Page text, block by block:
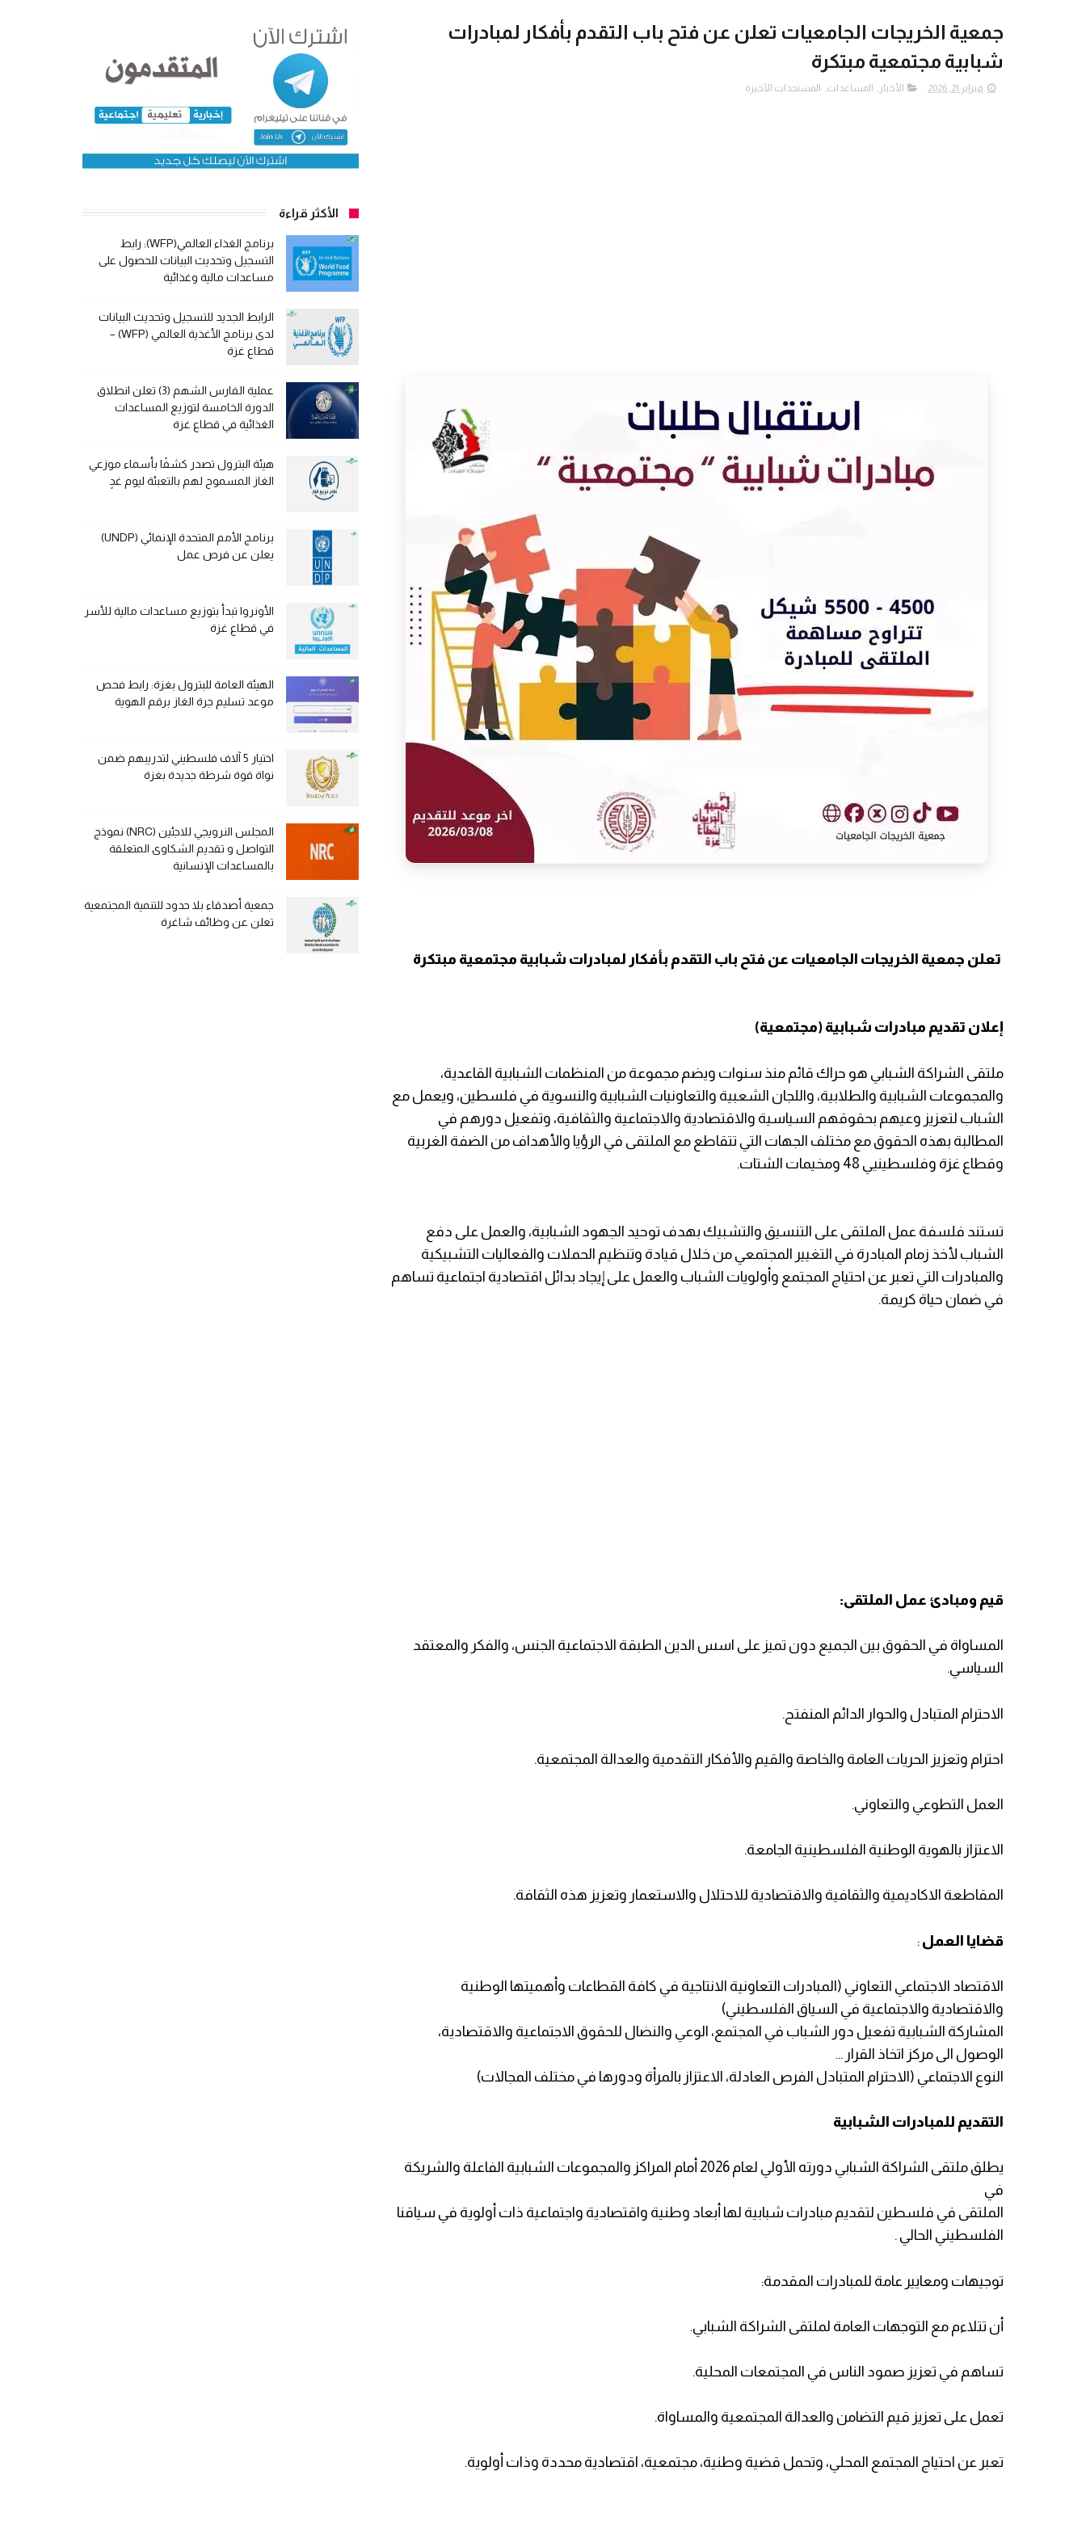
جمعية الخريجات الجامعيات تعلن عن فتح باب التقدم بأفكار لمبادرات
شبابية مجتمعية مبتكرة
فبراير 21, 2026 الأخبار , المساعدات, المستجدات الأخيرة
تعلن جمعية الخريجات الجامعيات عن فتح باب التقدم بأفكار لمبادرات شبابية مجتمعية مبتكرة
إعلان تقديم مبادرات شبابية (مجتمعية)
ملتقى الشراكة الشبابي هو حراك قائم منذ سنوات ويضم مجموعة من المنظمات الشبابية القاعدية،
والمجموعات الشبابية والطلابية، واللجان الشعبية والتعاونيات الشبابية والنسوية في فلسطين، ويعمل مع
الشباب لتعزيز وعيهم بحقوقهم السياسية والاقتصادية والاجتماعية والثقافية، وتفعيل دورهم في
المطالبة بهذه الحقوق مع مختلف الجهات التي تتقاطع مع الملتقى في الرؤيا والأهداف من الضفة الغربية
وقطاع غزة وفلسطينيي 48 ومخيمات الشتات.
تستند فلسفة عمل الملتقى على التنسيق والتشبيك بهدف توحيد الجهود الشبابية، والعمل على دفع
الشباب لأخذ زمام المبادرة في التغيير المجتمعي من خلال قيادة وتنظيم الحملات والفعاليات التشبيكية
والمبادرات التي تعبر عن احتياج المجتمع وأولويات الشباب والعمل على إيجاد بدائل اقتصادية اجتماعية تساهم
في ضمان حياة كريمة.
قيم ومبادئ عمل الملتقى:
المساواة في الحقوق بين الجميع دون تميز على اسس الدين الطبقة الاجتماعية الجنس، والفكر والمعتقد
السياسي.
الاحترام المتبادل والحوار الدائم المنفتح.
احترام وتعزيز الحريات العامة والخاصة والقيم والأفكار التقدمية والعدالة المجتمعية.
العمل التطوعي والتعاوني.
الاعتزاز بالهوية الوطنية الفلسطينية الجامعة.
المقاطعة الاكاديمية والثقافية والاقتصادية للاحتلال والاستعمار وتعزيز هذه الثقافة.
قضايا العمل :
الاقتصاد الاجتماعي التعاوني (المبادرات التعاونية الانتاجية في كافة القطاعات وأهميتها الوطنية
والاقتصادية والاجتماعية في السياق الفلسطيني)
المشاركة الشبابية تفعيل دور الشباب في المجتمع، الوعي والنضال للحقوق الاجتماعية والاقتصادية،
الوصول الى مركز اتخاذ القرار ...
النوع الاجتماعي (الاحترام المتبادل الفرص العادلة، الاعتزاز بالمرأة ودورها في مختلف المجالات)
التقديم للمبادرات الشبابية
يطلق ملتقى الشراكة الشبابي دورته الأولي لعام 2026 أمام المراكز والمجموعات الشبابية الفاعلة والشريكة
في
الملتقى في فلسطين لتقديم مبادرات شبابية لها أبعاد وطنية واقتصادية واجتماعية ذات أولوية في سياقنا
الفلسطيني الحالي .
توجيهات ومعايير عامة للمبادرات المقدمة:
أن تتلاءم مع التوجهات العامة لملتقى الشراكة الشبابي.
تساهم في تعزيز صمود الناس في المجتمعات المحلية.
تعمل على تعزيز قيم التضامن والعدالة المجتمعية والمساواة.
تعبر عن احتياج المجتمع المحلي، وتحمل قضية وطنية، مجتمعية، اقتصادية محددة وذات أولوية.
الأكثر قراءة
برنامج الغذاء العالمي(WFP): رابط
التسجيل وتحديث البيانات للحصول على
مساعدات مالية وغذائية
الرابط الجديد للتسجيل وتحديث البيانات
لدى برنامج الأغذية العالمي (WFP) –
قطاع غزة
عملية الفارس الشهم (3) تعلن انطلاق
الدورة الخامسة لتوزيع المساعدات
الغذائية في قطاع غزة
هيئة البترول تصدر كشفًا بأسماء موزعي
الغاز المسموح لهم بالتعبئة ليوم غدٍ
برنامج الأمم المتحدة الإنمائي (UNDP)
يعلن عن فرص عمل
الأونروا تبدأ بتوزيع مساعدات مالية للأسر
في قطاع غزة
الهيئة العامة للبترول بغزة: رابط فحص
موعد تسليم جرة الغاز برقم الهوية
اختيار 5 آلاف فلسطيني لتدريبهم ضمن
نواة قوة شرطة جديدة بغزة
المجلس النرويجي للاجئين (NRC) نموذج
التواصل و تقديم الشكاوى المتعلقة
بالمساعدات الإنسانية
جمعية أصدقاء بلا حدود للتنمية المجتمعية
تعلن عن وظائف شاغرة